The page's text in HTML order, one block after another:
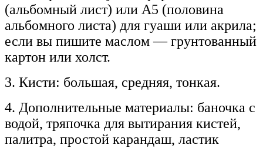
(альбомный лист) или А5 (половина
альбомного листа) для гуаши или акрила;
если вы пишите маслом — грунтованный
картон или холст.
3. Кисти: большая, средняя, тонкая.
4. Дополнительные материалы: баночка с
водой, тряпочка для вытирания кистей,
палитра, простой карандаш, ластик